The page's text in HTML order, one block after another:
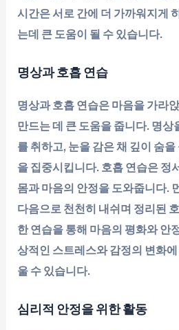
시간은 서로 간에 더 가까워지게
는데 큰 도움이 될 수 있습니다.
명상과 호흡 연습
명상과 호흡 연습은 마음을 가라
만드는 데 큰 도움을 줍니다. 명상
를 취하고, 눈을 감은 채 깊이 숨
을 집중시킵니다. 호흡 연습은 정
몸과 마음의 안정을 도와줍니다.
다음으로 천천히 내쉬며 정리된
한 연습을 통해 마음의 평화와 안
상적인 스트레스와 감정의 변화
울 수 있습니다.
심리적 안정을 위한 활동